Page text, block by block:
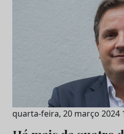
quarta-feira, 20 março 2024